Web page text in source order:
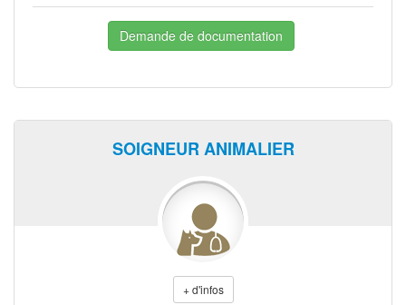
Demande de documentation
SOIGNEUR ANIMALIER
+ d'infos